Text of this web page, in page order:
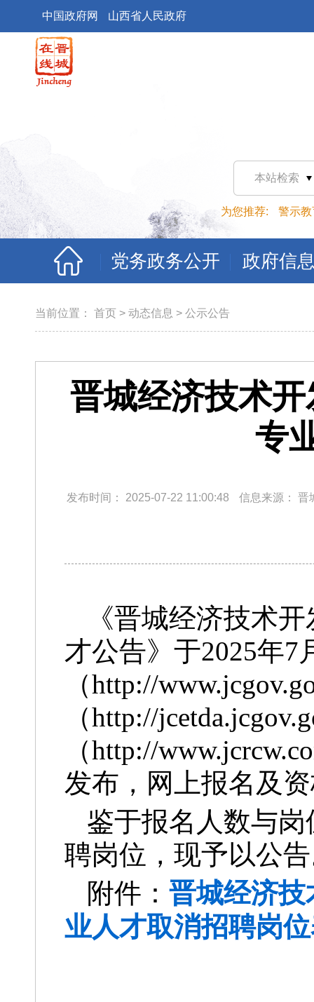
中国政府网 山西省人民政府
本站检索
为您推荐: 警示教
党务政务公开 政府信
当前位置： 首页 > 动态信息 > 公示公告
晋城经济技术
专
发布时间： 2025-07-22 11:00:48 信息来源： 晋
《晋城经济技术
才公告》于2025年7
（http://
（http://
（http://
发布，网上报名及
鉴于报名人数与
聘岗位，现予以公
附件： 晋城经济
业人才取消招聘岗